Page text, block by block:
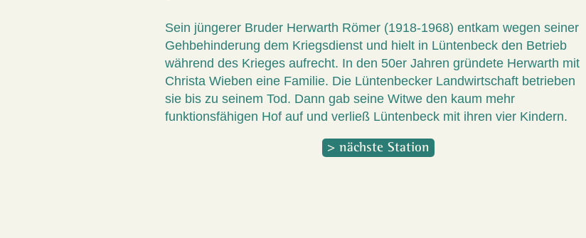
Sein jüngerer Bruder Herwarth Römer (1918-1968) entkam wegen seiner
Gehbehinderung dem Kriegsdienst und hielt in Lüntenbeck den Betrieb
während des Krieges aufrecht. In den 50er Jahren gründete Herwarth mit
Christa Wieben eine Familie. Die Lüntenbecker Landwirtschaft betrieben
sie bis zu seinem Tod. Dann gab seine Witwe den kaum mehr
funktionsfähigen Hof auf und verließ Lüntenbeck mit ihren vier Kindern.
> nächste Station